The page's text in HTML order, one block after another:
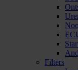
Filters